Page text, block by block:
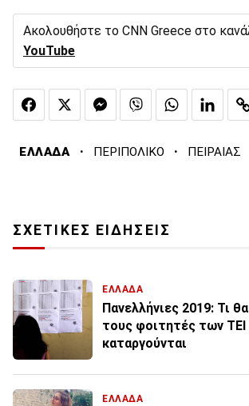
Ακολουθήστε το CNN Greece στο
YouTube
ΕΛΛΑΔΑ · ΠΕΡΙΠΟΛΙΚΟ · ΠΕΙΡΑΙΑΣ
ΣΧΕΤΙΚΕΣ ΕΙΔΗΣΕΙΣ
ΕΛΛΑΔΑ
Πανελλήνιες 2019: Τι
τους φοιτητές των
καταργούνται
ΕΛΛΑΔΑ